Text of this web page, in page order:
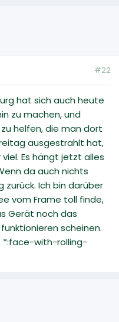
#22
hat sich auch heute
zu machen, und
helfen, die man dort
ausgestrahlt hat,
Es hängt jetzt alles
da auch nichts
Ich bin darüber
vom Frame toll finde,
Gerät noch das
scheinen.
*:face-with-rolling-